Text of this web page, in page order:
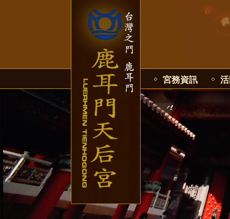
宮務資訊